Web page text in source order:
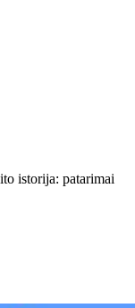
istorija: patarimai